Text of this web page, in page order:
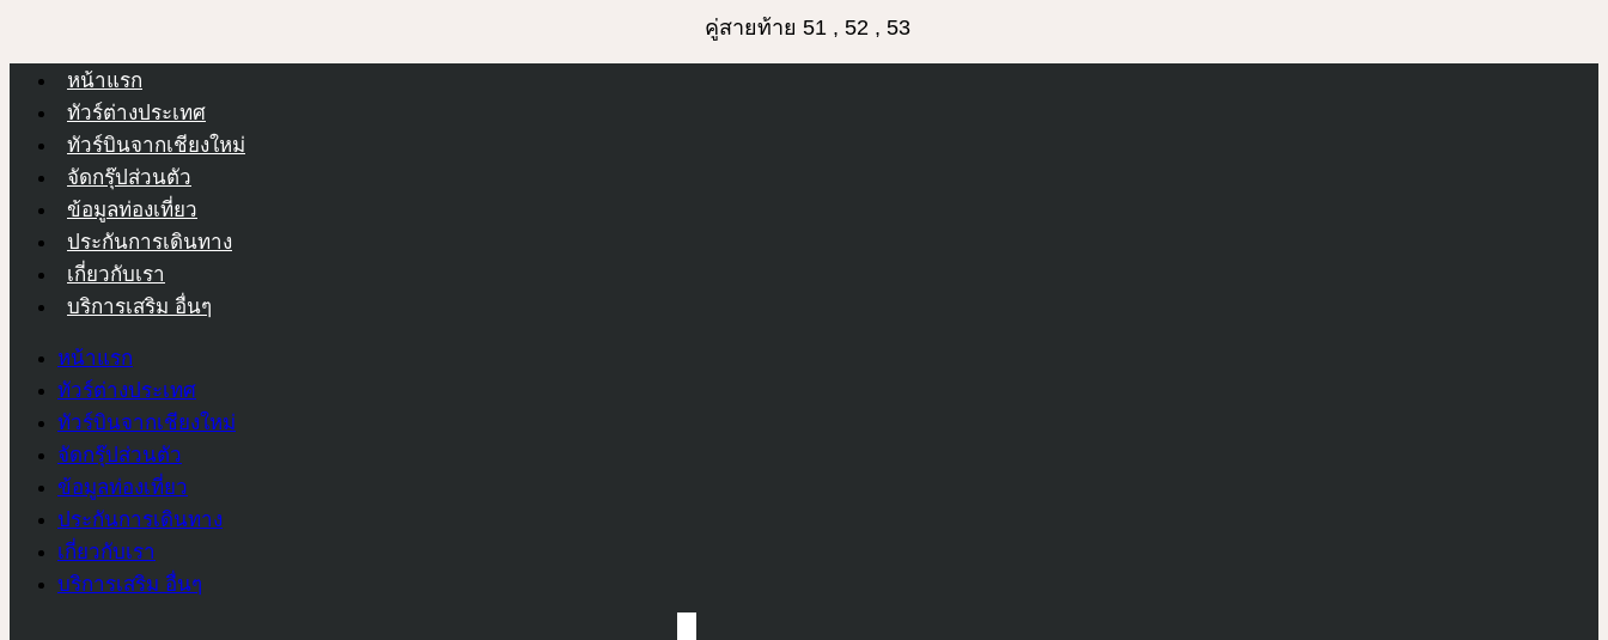
คู่สายท้าย 51 , 52 , 53
หน้าแรก
ทัวร์ต่างประเทศ
ทัวร์บินจากเชียงใหม่
จัดกรุ๊ปส่วนตัว
ข้อมูลท่องเที่ยว
ประกันการเดินทาง
เกี่ยวกับเรา
บริการเสริม อื่นๆ
หน้าแรก
ทัวร์ต่างประเทศ
ทัวร์บินจากเชียงใหม่
จัดกรุ๊ปส่วนตัว
ข้อมูลท่องเที่ยว
ประกันการเดินทาง
เกี่ยวกับเรา
บริการเสริม อื่นๆ